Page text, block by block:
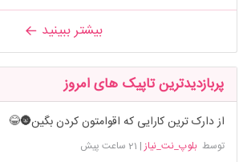
بیشتر ببینید
پربازدیدترین تاپیک های امروز
از دارک ترین کارایی که اقوامتون کردن بگین🌚😂
توسطبلوپ_نت_نیاز | 21 ساعت پیش